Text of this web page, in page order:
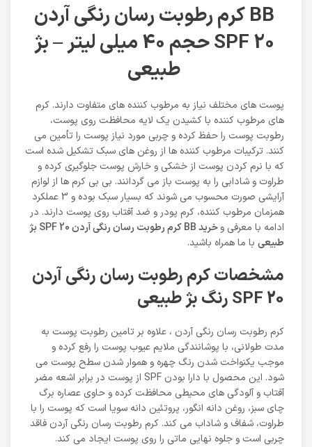
BB کرم رطوبت رسان رنگی آردن
SPF 20 حجم 40 میلی لیتر – بژ
طبیعی
پوست های مختلف نیاز به مرطوب کننده های متفاوت دارند. کرم
های مرطوب کننده با کشیدن یک لایه محافظت روی پوست،
رطوبت پوست را حفظ کرده و چربی مورد نیاز پوست را تأمین می
کنند. ترکیبات مرطوب کننده ها از روغن های سبک تشکیل شده است
که با نرم کردن پوست از خشکی و خارش پوست جلوگیری کرده و
طراوت و شادابی را به پوست باز می گردانند. بی بی کرم ها از لوازم
آرایشی صورت محسوب می شوند که بسیار سبک بوده و 3 عملکرد
همزمان مرطوب کننده، کرم پودر و ضد آفتاب روی پوست دارند. در
ادامه با معرفی و
خرید BB کرم رطوبت رسان رنگی آردن SPF 20 بژ
طبیعی با ما همراه باشید.
مشخصات کرم رطوبت رسان رنگی آردن
SPF 20 رنگ بژ طبیعی
کرم رطوبت رسان رنگی آردن ، علاوه بر تامین رطوبت پوست به
مدت طولانی، با پوشانندگی ملایم عیوب پوست را رفع کرده و
موجب یکنواخت شدن رنگ چهره و هموار شدن سطح پوست می
شود. این محصول با دارا بودن SPF از پوست در برابر اشعه مضر
آفتاب و آلودگی های محیطی محافظت کرده و حاوی عصاره برگ
چای سبز، روغن دانه انگور، پروتئین دانه سویا است که پوست را با
طراوت، شفاف و شاداب می کند. کرم رطوبت رسان رنگی آردن فاقد
چربی است و جلوه نهایی ماتی را روی پوست ایجاد می کند.